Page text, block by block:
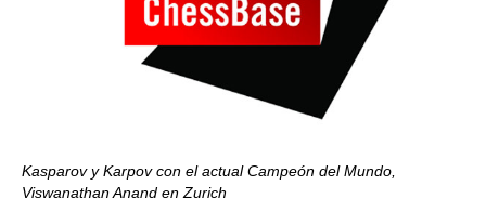
Kasparov y Karpov con el actual Campeón del Mundo,
Viswanathan Anand en Zurich